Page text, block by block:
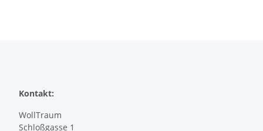
Kontakt:
WollTraum
Schloßgasse 1